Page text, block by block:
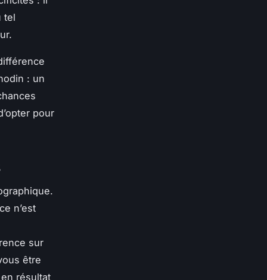
tel
: un
pour
n’est
sur
être
résultat